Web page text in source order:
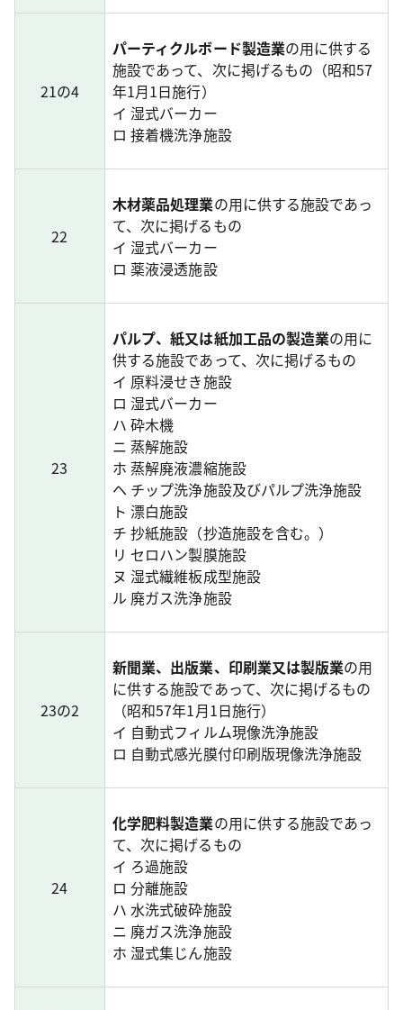
21の4
パーティクルボード製造業の用に供する
施設であって、次に掲げるもの（昭和57
年1月1日施行）
イ 湿式バーカー
ロ 接着機洗浄施設
22
木材薬品処理業の用に供する施設であっ
て、次に掲げるもの
イ 湿式バーカー
ロ 薬液浸透施設
23
パルプ、紙又は紙加工品の製造業の用に
供する施設であって、次に掲げるもの
イ 原料浸せき施設
ロ 湿式バーカー
ハ 砕木機
ニ 蒸解施設
ホ 蒸解廃液濃縮施設
ヘ チップ洗浄施設及びパルプ洗浄施設
ト 漂白施設
チ 抄紙施設（抄造施設を含む。）
リ セロハン製膜施設
ヌ 湿式繊維板成型施設
ル 廃ガス洗浄施設
23の2
新聞業、出版業、印刷業又は製版業の用
に供する施設であって、次に掲げるもの
（昭和57年1月1日施行）
イ 自動式フィルム現像洗浄施設
ロ 自動式感光膜付印刷版現像洗浄施設
24
化学肥料製造業の用に供する施設であっ
て、次に掲げるもの
イ ろ過施設
ロ 分離施設
ハ 水洗式破砕施設
ニ 廃ガス洗浄施設
ホ 湿式集じん施設